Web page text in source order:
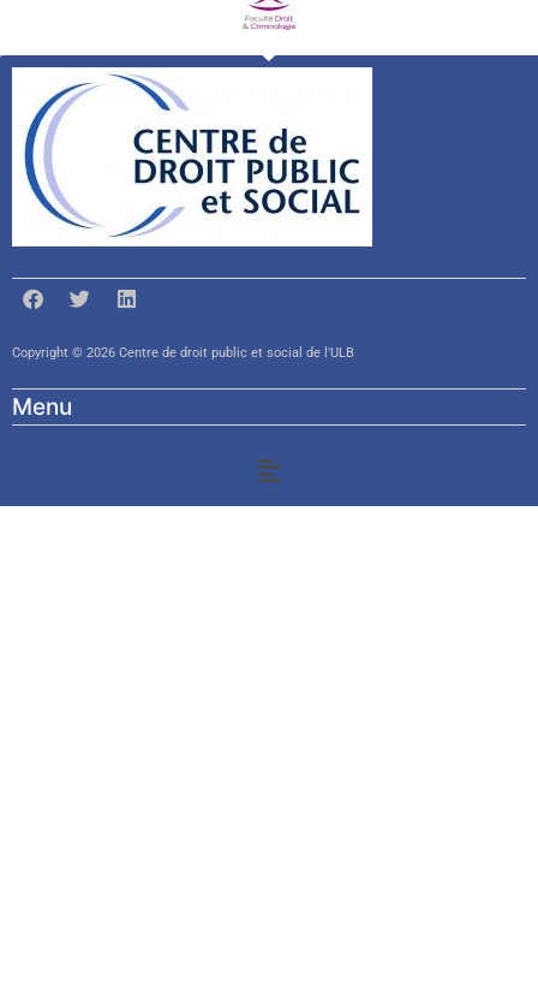
Copyright © 2026 Centre de droit public et social de l'ULB
Menu